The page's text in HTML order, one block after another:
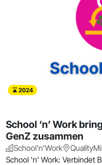
2024
School ‘n’ Work
GenZ zusammen
School'n'Work
School 'n' Work: Verbindet